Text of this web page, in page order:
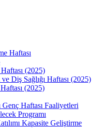
Haftası
(2025)
Diş Sağlığı Haftası (2025)
(2025)
Genç Haftası Faaliyetleri
Programı
Kapasite Geliştirme